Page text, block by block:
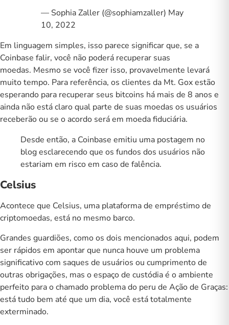
— Sophia Zaller (@sophiamzaller) May
10, 2022
Em linguagem simples, isso parece significar que, se a
Coinbase falir, você não poderá recuperar suas
moedas. Mesmo se você fizer isso, provavelmente levará
muito tempo. Para referência, os clientes da Mt. Gox estão
esperando para recuperar seus bitcoins há mais de 8 anos e
ainda não está claro qual parte de suas moedas os usuários
receberão ou se o acordo será em moeda fiduciária.
Desde então, a Coinbase emitiu uma postagem no
blogesclarecendo que os fundos dos usuários não
estariam em risco em caso de falência.
Celsius
Acontece que Celsius, uma plataforma de empréstimo de
criptomoedas, está no mesmo barco.
Grandes guardiões, como os dois mencionados aqui, podem
ser rápidos em apontar que nunca houve um problema
significativo com saques de usuários ou cumprimento de
outras obrigações, mas o espaço de custódia é o ambiente
perfeito para o chamado problema do peru de Ação de Graças:
está tudo bem até que um dia, você está totalmente
exterminado.